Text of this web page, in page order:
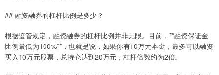
## 融资融券的杠杆比例是多少？
根据监管规定，融资融券的杠杆比例并非无限。目前，**融资保证金
比例最低为100%**，也就是说，如果你有10万元本金，最多可以融资
买入10万元股票，总持仓达到20万元，杠杆倍数约为2倍。